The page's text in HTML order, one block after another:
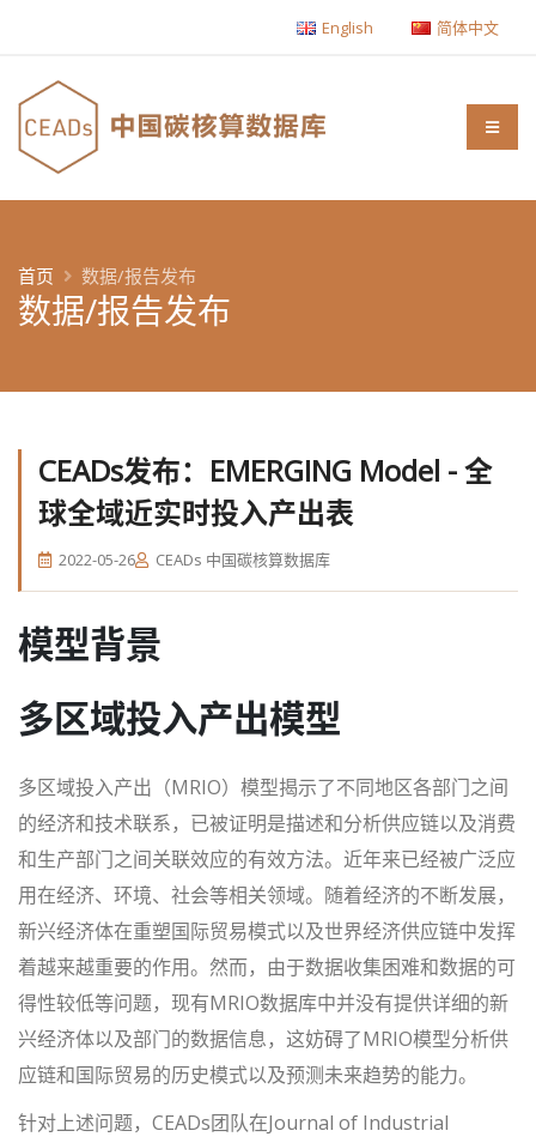
English 简体中文
数据/报告发布
首页 数据/报告发布
CEADs发布：EMERGING Model - 全
球全域近实时投入产出表
2022-05-26 CEADs 中国碳核算数据库
模型背景
多区域投入产出模型
多区域投入产出（MRIO）模型揭示了不同地区各部门之间
的经济和技术联系，已被证明是描述和分析供应链以及消费
和生产部门之间关联效应的有效方法。近年来已经被广泛应
用在经济、环境、社会等相关领域。随着经济的不断发展，
新兴经济体在重塑国际贸易模式以及世界经济供应链中发挥
着越来越重要的作用。然而，由于数据收集困难和数据的可
得性较低等问题，现有MRIO数据库中并没有提供详细的新
兴经济体以及部门的数据信息，这妨碍了MRIO模型分析供
应链和国际贸易的历史模式以及预测未来趋势的能力。
针对上述问题，CEADs团队在Journal of Industrial